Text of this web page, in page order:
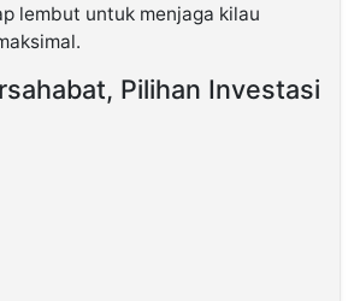
lembut untuk menjaga kilau
Pilihan Investasi